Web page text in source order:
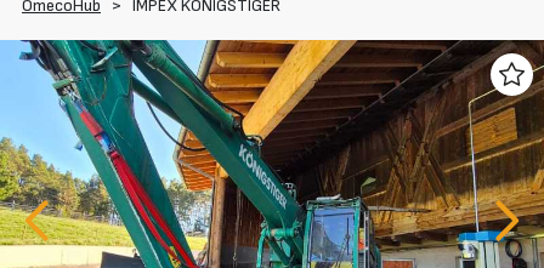
OmecoHub > IMPEX KONIGSTIGER